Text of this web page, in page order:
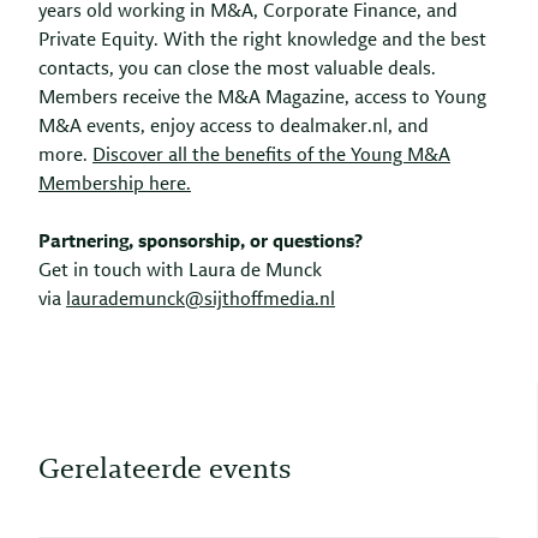
years old working in M&A, Corporate Finance, and
Private Equity. With the right knowledge and the best
contacts, you can close the most valuable deals.
Members receive the M&A Magazine, access to Young
M&A events, enjoy access to dealmaker.nl, and
more. Discover all the benefits of the Young M&A
Membership here.
Partnering, sponsorship, or questions?
Get in touch with Laura de Munck
via laurademunck@sijthoffmedia.nl
Gerelateerde events